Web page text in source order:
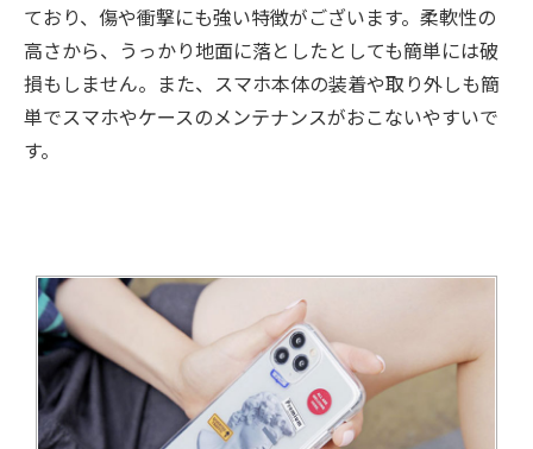
ており、傷や衝撃にも強い特徴がございます。柔軟性の
高さから、うっかり地面に落としたとしても簡単には破
損もしません。また、スマホ本体の装着や取り外しも簡
単でスマホやケースのメンテナンスがおこないやすいで
す。